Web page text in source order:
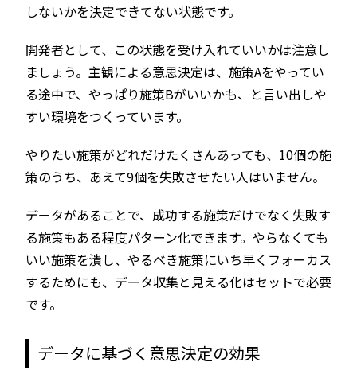
しないかを決定できてない状態です。
開発者として、この状態を受け入れていいかは注意し
ましょう。主観による意思決定は、施策Aをやってい
る途中で、やっぱり施策Bがいいかも、と言い出しや
すい環境をつくっています。
やりたい施策がどれだけたくさんあっても、10個の施
策のうち、あえて9個を失敗させたい人はいません。
データがあることで、成功する施策だけでなく失敗す
る施策もある程度パターン化できます。やらなくても
いい施策を潰し、やるべき施策にいち早くフォーカス
するためにも、データ収集と見える化はセットで必要
です。
データに基づく意思決定の効果